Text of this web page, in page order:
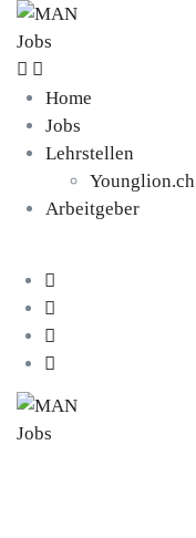
Home
Jobs
Lehrstellen
Younglion.ch
Arbeitgeber